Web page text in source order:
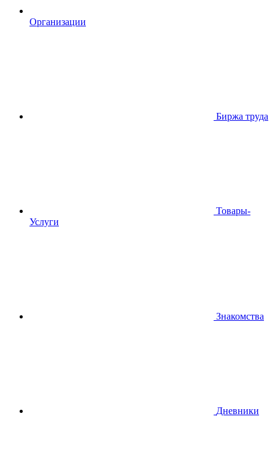
Организации
Биржа труда
Товары-
Услуги
Знакомства
Дневники